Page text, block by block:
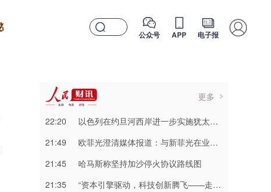
公众号 APP 电子报
更多
22:20
以色列在约旦河西岸进一步实施犹太定居点建设
21:49
欧菲光澄清媒体报道：与新菲光在业务模式与产品线上完全独立
21:45
哈马斯称坚持加沙停火协议路线图
21:35
“资本引擎驱动，科技创新腾飞——走进深交所项目对接会”将于8月10日举办